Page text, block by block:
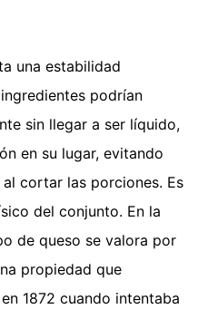
una estabilidad
podrían
sin llegar a ser líquido,
en su lugar, evitando
cortar las porciones. Es
del conjunto. En la
de queso se valora por
propiedad que
1872 cuando intentaba